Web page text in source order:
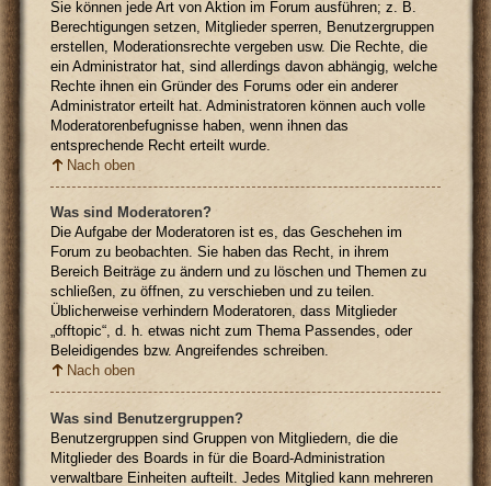
Sie können jede Art von Aktion im Forum ausführen; z. B.
Berechtigungen setzen, Mitglieder sperren, Benutzergruppen
erstellen, Moderationsrechte vergeben usw. Die Rechte, die
ein Administrator hat, sind allerdings davon abhängig, welche
Rechte ihnen ein Gründer des Forums oder ein anderer
Administrator erteilt hat. Administratoren können auch volle
Moderatorenbefugnisse haben, wenn ihnen das
entsprechende Recht erteilt wurde.
Nach oben
Was sind Moderatoren?
Die Aufgabe der Moderatoren ist es, das Geschehen im
Forum zu beobachten. Sie haben das Recht, in ihrem
Bereich Beiträge zu ändern und zu löschen und Themen zu
schließen, zu öffnen, zu verschieben und zu teilen.
Üblicherweise verhindern Moderatoren, dass Mitglieder
„offtopic“, d. h. etwas nicht zum Thema Passendes, oder
Beleidigendes bzw. Angreifendes schreiben.
Nach oben
Was sind Benutzergruppen?
Benutzergruppen sind Gruppen von Mitgliedern, die die
Mitglieder des Boards in für die Board-Administration
verwaltbare Einheiten aufteilt. Jedes Mitglied kann mehreren